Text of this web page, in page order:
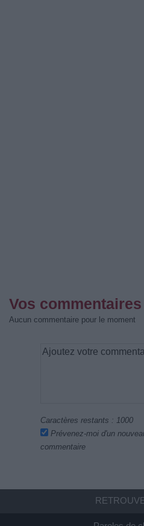
Vos commentaires
Aucun commentaire pour le moment
Caractères restants : 1000
Prévenez-moi d'un
commentaire